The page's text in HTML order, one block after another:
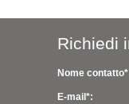
Richiedi
Nome
E-mail*: